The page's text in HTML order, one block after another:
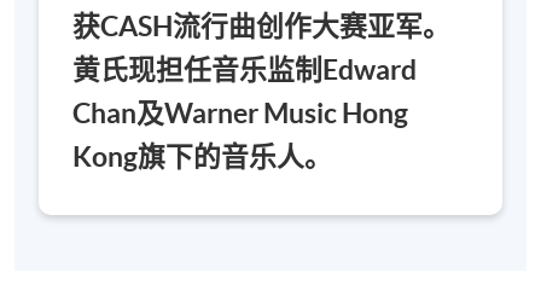
获CASH流行曲创作大赛亚军。
黄氏现担任音乐监制Edward
Chan及Warner Music Hong
Kong旗下的音乐人。